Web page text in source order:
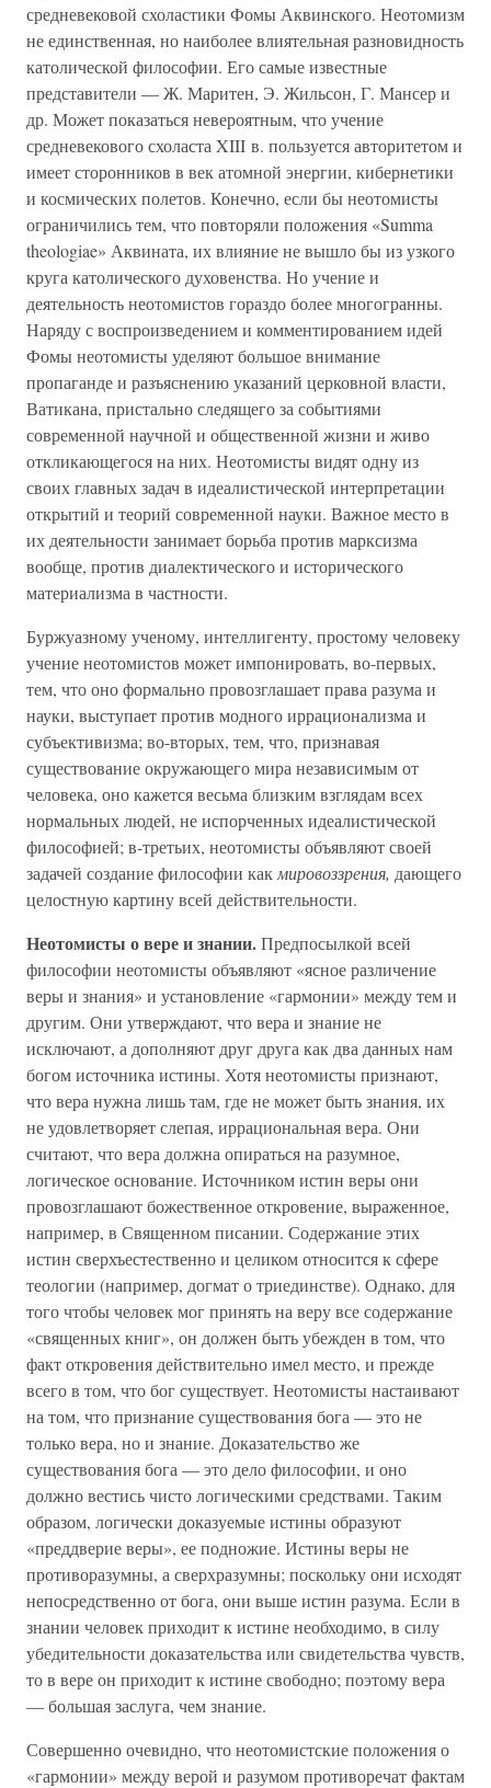
средневековой схоластики Фомы Аквинского. Неотомизм
не единственная, но наиболее влиятельная разновидность
католической философии. Его самые известные
представители — Ж. Маритен, Э. Жильсон, Г. Мансер и
др. Может показаться невероятным, что учение
средневекового схоласта XIII в. пользуется авторитетом и
имеет сторонников в век атомной энергии, кибернетики
и космических полетов. Конечно, если бы неотомисты
ограничились тем, что повторяли положения «Summa
theologiae» Аквината, их влияние не вышло бы из узкого
круга католического духовенства. Но учение и
деятельность неотомистов гораздо более многогранны.
Наряду с воспроизведением и комментированием идей
Фомы неотомисты уделяют большое внимание
пропаганде и разъяснению указаний церковной власти,
Ватикана, пристально следящего за событиями
современной научной и общественной жизни и живо
откликающегося на них. Неотомисты видят одну из
своих главных задач в идеалистической интерпретации
открытий и теорий современной науки. Важное место в
их деятельности занимает борьба против марксизма
вообще, против диалектического и исторического
материализма в частности.
Буржуазному ученому, интеллигенту, простому человеку
учение неотомистов может импонировать, во-первых,
тем, что оно формально провозглашает права разума и
науки, выступает против модного иррационализма и
субъективизма; во-вторых, тем, что, признавая
существование окружающего мира независимым от
человека, оно кажется весьма близким взглядам всех
нормальных людей, не испорченных идеалистической
философией; в-третьих, неотомисты объявляют своей
задачей создание философии как мировоззрения, дающего
целостную картину всей действительности.
Неотомисты о вере и знании.Предпосылкой всей
философии неотомисты объявляют «ясное различение
веры и знания» и установление «гармонии» между тем и
другим. Они утверждают, что вера и знание не
исключают, а дополняют друг друга как два данных нам
богом источника истины. Хотя неотомисты признают,
что вера нужна лишь там, где не может быть знания, их
не удовлетворяет слепая, иррациональная вера. Они
считают, что вера должна опираться на разумное,
логическое основание. Источником истин веры они
провозглашают божественное откровение, выраженное,
например, в Священном писании. Содержание этих
истин сверхъестественно и целиком относится к сфере
теологии (например, догмат о триединстве). Однако, для
того чтобы человек мог принять на веру все содержание
«священных книг», он должен быть убежден в том, что
факт откровения действительно имел место, и прежде
всего в том, что бог существует. Неотомисты настаивают
на том, что признание существования бога — это не
только вера, но и знание. Доказательство же
существования бога — это дело философии, и оно
должно вестись чисто логическими средствами. Таким
образом, логически доказуемые истины образуют
«преддверие веры», ее подножие. Истины веры не
противоразумны, а сверхразумны; поскольку они исходят
непосредственно от бога, они выше истин разума. Если в
знании человек приходит к истине необходимо, в силу
убедительности доказательства или свидетельства чувств,
то в вере он приходит к истине свободно; поэтому вера
— большая заслуга, чем знание.
Совершенно очевидно, что неотомистские положения о
«гармонии» между верой и разумом противоречат фактам